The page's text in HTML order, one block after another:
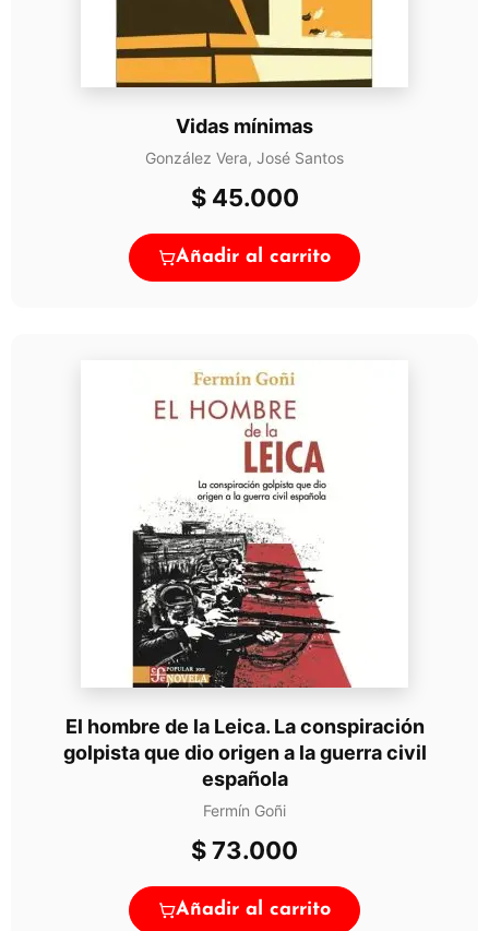
Vidas mínimas
González Vera, José Santos
$45.000
Añadir al carrito
El hombre de la Leica. La conspiración
golpista que dio origen a la guerra civil
española
Fermín Goñi
$73.000
Añadir al carrito